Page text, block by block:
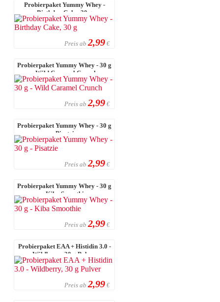
Probierpaket Yummy Whey -
Birthday Cake, 30 g
Preis ab 2,99 €
Probierpaket Yummy Whey - 30 g
- Wild Caramel Crunch
Preis ab 2,99 €
Probierpaket Yummy Whey - 30 g
- Pisatzie
Preis ab 2,99 €
Probierpaket Yummy Whey - 30 g
- Kiba Smoothie
Preis ab 2,99 €
Probierpaket EAA + Histidin 3.0 -
Wildberry, 30 g Pulver
Preis ab 2,99 €